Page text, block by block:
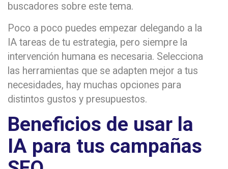
buscadores sobre este tema.
Poco a poco puedes empezar delegando a la
IA tareas de tu estrategia, pero siempre la
intervención humana es necesaria. Selecciona
las herramientas que se adapten mejor a tus
necesidades, hay muchas opciones para
distintos gustos y presupuestos.
Beneficios de usar la
IA para tus campañas